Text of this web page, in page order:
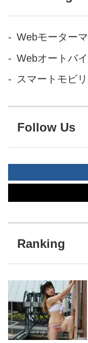
Webモーター
Webオートバイ
スマートモビ
Follow Us